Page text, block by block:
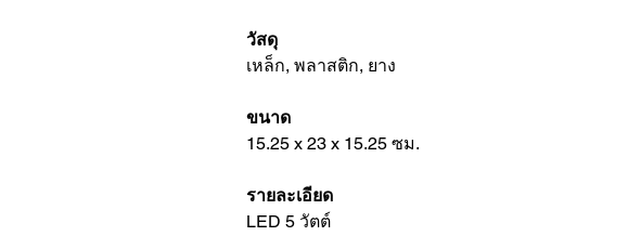
วัสดุ
เหล็ก, พลาสติก, ยาง
ขนาด
15.25 x 23 x 15.25 ซม.
รายละเอียด
LED 5 วัตต์